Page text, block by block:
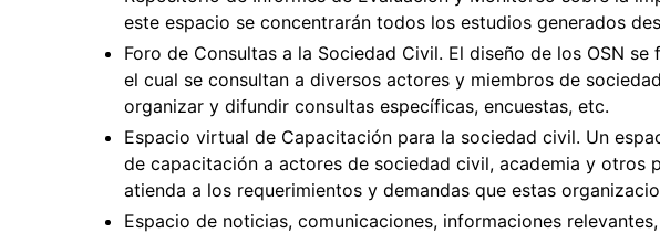
este espacio se concentrarán todos los estudios generados
Foro de Consultas a la Sociedad Civil. El diseño de los OSN
el cual se consultan a diversos actores y miembros de
organizar y difundir consultas específicas, encuestas, etc.
Espacio virtual de Capacitación para la sociedad civil. Un
de capacitación a actores de sociedad civil, academia y otros
atienda a los requerimientos y demandas que estas
Espacio de noticias, comunicaciones, informaciones